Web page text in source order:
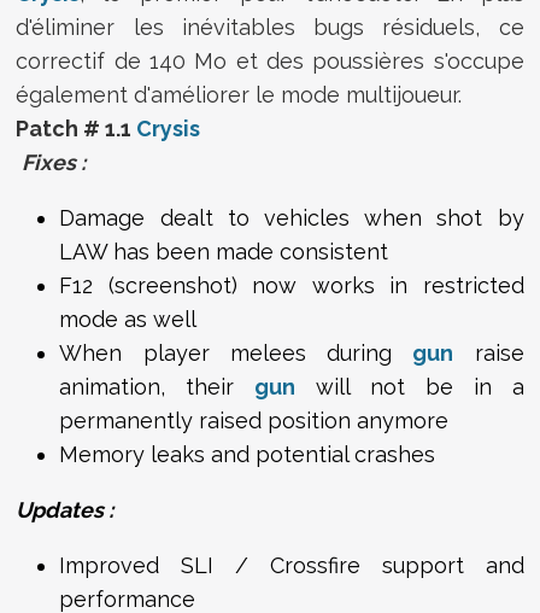
d'éliminer les inévitables bugs résiduels, ce
correctif de 140 Mo et des poussières s'occupe
également d'améliorer le mode multijoueur.
Patch # 1.1 Crysis
Fixes :
Damage dealt to vehicles when shot by
LAW has been made consistent
F12 (screenshot) now works in restricted
mode as well
When player melees during gun raise
animation, their gun will not be in a
permanently raised position anymore
Memory leaks and potential crashes
Updates :
Improved SLI / Crossfire support and
performance